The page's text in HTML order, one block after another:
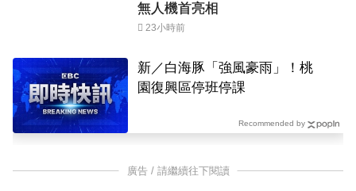
無人機首亮相
23小時前
新／白海豚「強風豪雨」！桃
園復興區停班停課
Recommended by
廣告 / 請繼續往下閱讀